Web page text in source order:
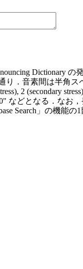
Dictionary
り．音素間は半角
2 (secondary
などとなる．なお
Search」の機能